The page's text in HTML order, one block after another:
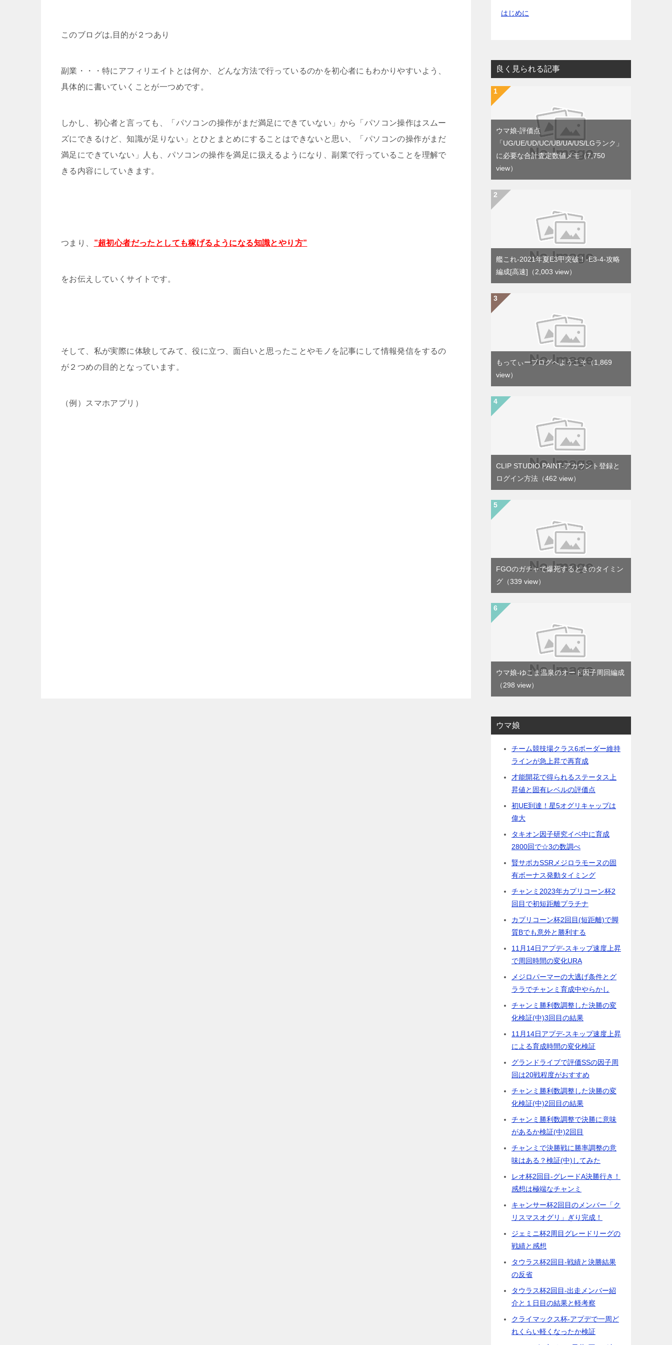
このブログは,目的が２つあり
副業・・・特にアフィリエイトとは何か、どんな方法で行っているのかを初心者にもわかりやすいよう、
具体的に書いていくことが一つめです。
しかし、初心者と言っても、「パソコンの操作がまだ満足にできていない」から「パソコン操作はスムー
ズにできるけど、知識が足りない」とひとまとめにすることはできないと思い、「パソコンの操作がまだ
満足にできていない」人も、パソコンの操作を満足に扱えるようになり、副業で行っていることを理解で
きる内容にしていきます。
つまり、 ”超初心者だったとしても稼げるようになる知識とやり方”
をお伝えしていくサイトです。
そして、私が実際に体験してみて、役に立つ、面白いと思ったことやモノを記事にして情報発信をするの
が２つめの目的となっています。
（例）スマホアプリ）
はじめに
良く見られる記事
ウマ娘-評価点
「UG/UE/UD/UC/UB/UA/US/LGランク」
に必要な合計査定数値メモ（7,750
view）
艦これ-2021年夏E3甲突破！-E3-4-攻略
編成[高速] （2,003 view）
もってぃーブログへようこそ（1,869
view）
CLIP STUDIO PAINT-アカウント登録と
ログイン方法 （462 view）
FGOのガチャで爆死するときのタイミン
グ （339 view）
ウマ娘-ゆこま温泉のオート因子周回編成
（298 view）
ウマ娘
チーム競技場クラス6ボーダー維持
ラインが急上昇で再育成
才能開花で得られるステータス上
昇値と固有レベルの評価点
初UE到達！星5オグリキャップは
偉大
タキオン因子研究イベ中に育成
2800回で☆3の数調べ
賢サポカSSRメジロラモーヌの固
有ボーナス発動タイミング
チャンミ2023年カプリコーン杯2
回目で初短距離プラチナ
カプリコーン杯2回目(短距離)で脚
質Bでも意外と勝利する
11月14日アプデ-スキップ速度上昇
で周回時間の変化URA
メジロパーマーの大逃げ条件とグ
ララでチャンミ育成中やらかし
チャンミ勝利数調整した決勝の変
化検証(中)3回目の結果
11月14日アプデ-スキップ速度上昇
による育成時間の変化検証
グランドライブで評価SSの因子周
回は20戦程度がおすすめ
チャンミ勝利数調整した決勝の変
化検証(中)2回目の結果
チャンミ勝利数調整で決勝に意味
があるか検証(中)2回目
チャンミで決勝戦に勝率調整の意
味はある？検証(中)してみた
レオ杯2回目-グレードA決勝行き！
感想は極端なチャンミ
キャンサー杯2回目のメンバー「ク
リスマスオグリ」ぎり完成！
ジェミニ杯2周目グレードリーグの
戦績と感想
タウラス杯2回目-戦績と決勝結果
の反省
タウラス杯2回目-出走メンバー紹
介と１日目の結果と軽考察
クライマックス杯-アプデで一周ど
れくらい軽くなったか検証